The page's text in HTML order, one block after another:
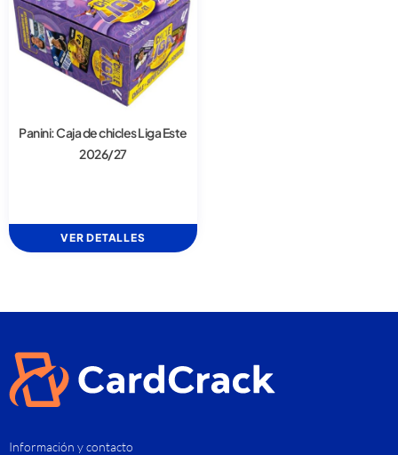
Panini: Caja de chicles Liga Este
2026/27
VER DETALLES
Información y contacto